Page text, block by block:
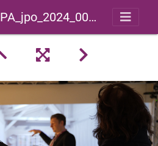
PA_jpo_2024_0050